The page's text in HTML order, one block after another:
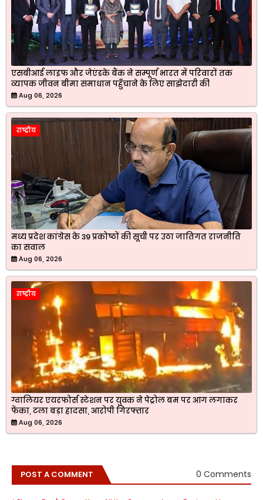
एसबीआई लाइफ और जेएंडके बैंक ने सम्पूर्ण भारत में परिवारों तक
व्यापक जीवन बीमा समाधान पहुँचाने के लिए साझेदारी की
Aug 06, 2026
राष्ट्रीय
मध्य प्रदेश कांग्रेस के 39 प्रकोष्ठों की सूची पर उठा जातिगत राजनीति
का सवाल
Aug 06, 2026
राष्ट्रीय
ग्वालियर एयरफोर्स स्टेशन पर युवक ने पेट्रोल बम पर आग लगाकर
फेंका, टला बड़ा हादसा, आरोपी गिरफ्तार
Aug 06, 2026
POST A COMMENT 0 Comments